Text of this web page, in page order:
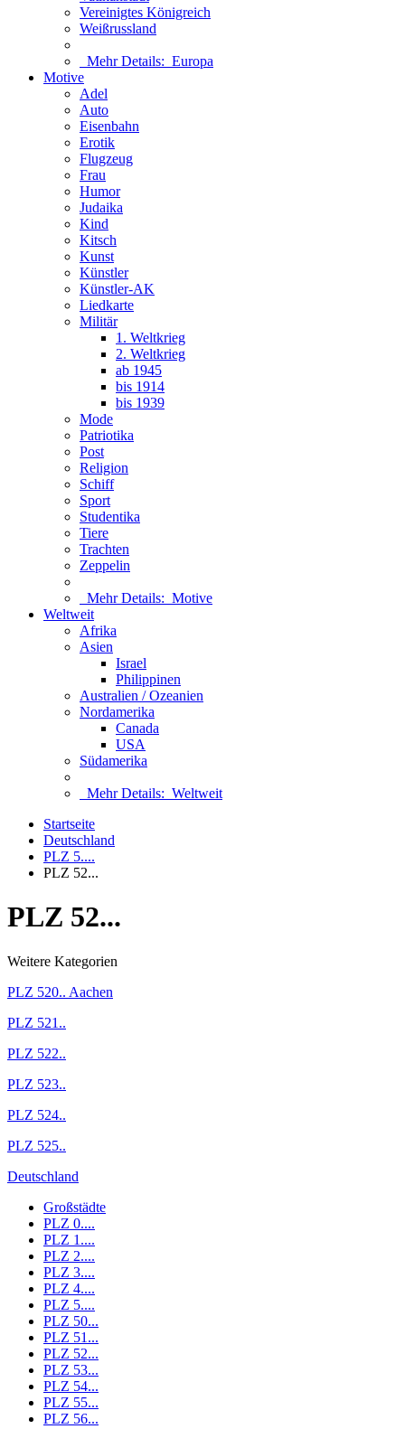
Vereinigtes Königreich
Weißrussland
Mehr Details: Europa
Motive
Adel
Auto
Eisenbahn
Erotik
Flugzeug
Frau
Humor
Judaika
Kind
Kitsch
Kunst
Künstler
Künstler-AK
Liedkarte
Militär
1. Weltkrieg
2. Weltkrieg
ab 1945
bis 1914
bis 1939
Mode
Patriotika
Post
Religion
Schiff
Sport
Studentika
Tiere
Trachten
Zeppelin
Mehr Details: Motive
Weltweit
Afrika
Asien
Israel
Philippinen
Australien / Ozeanien
Nordamerika
Canada
USA
Südamerika
Mehr Details: Weltweit
Startseite
Deutschland
PLZ 5....
PLZ 52...
PLZ 52...
Weitere Kategorien
PLZ 520.. Aachen
PLZ 521..
PLZ 522..
PLZ 523..
PLZ 524..
PLZ 525..
Deutschland
Großstädte
PLZ 0....
PLZ 1....
PLZ 2....
PLZ 3....
PLZ 4....
PLZ 5....
PLZ 50...
PLZ 51...
PLZ 52...
PLZ 53...
PLZ 54...
PLZ 55...
PLZ 56...